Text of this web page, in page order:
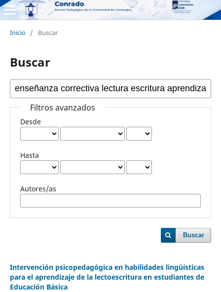
Inicio / Buscar
Buscar
Filtros avanzados
Desde
Hasta
Autores/as
Buscar
Intervención psicopedagógica en habilidades lingüísticas
para el aprendizaje de la lectoescritura en estudiantes de
Educación Básica